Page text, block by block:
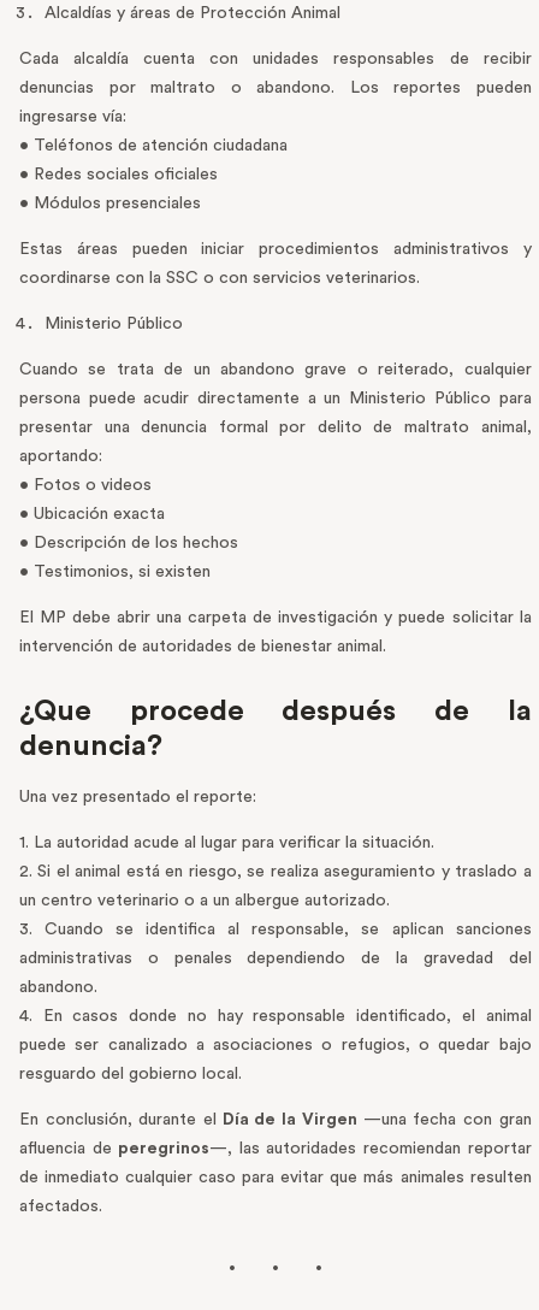
Alcaldías y áreas de Protección Animal
Cada alcaldía cuenta con unidades responsables de recibir
denuncias por maltrato o abandono. Los reportes pueden
ingresarse vía:
• Teléfonos de atención ciudadana
• Redes sociales oficiales
• Módulos presenciales
Estas áreas pueden iniciar procedimientos administrativos y
coordinarse con la SSC o con servicios veterinarios.
Ministerio Público
Cuando se trata de un abandono grave o reiterado, cualquier
persona puede acudir directamente a un Ministerio Público para
presentar una denuncia formal por delito de maltrato animal,
aportando:
• Fotos o videos
• Ubicación exacta
• Descripción de los hechos
• Testimonios, si existen
El MP debe abrir una carpeta de investigación y puede solicitar la
intervención de autoridades de bienestar animal.
¿Que procede después de la
denuncia?
Una vez presentado el reporte:
1. La autoridad acude al lugar para verificar la situación.
2. Si el animal está en riesgo, se realiza aseguramiento y traslado a
un centro veterinario o a un albergue autorizado.
3. Cuando se identifica al responsable, se aplican sanciones
administrativas o penales dependiendo de la gravedad del
abandono.
4. En casos donde no hay responsable identificado, el animal
puede ser canalizado a asociaciones o refugios, o quedar bajo
resguardo del gobierno local.
En conclusión, durante el Día de la Virgen —una fecha con gran
afluencia de peregrinos—, las autoridades recomiendan reportar
de inmediato cualquier caso para evitar que más animales resulten
afectados.